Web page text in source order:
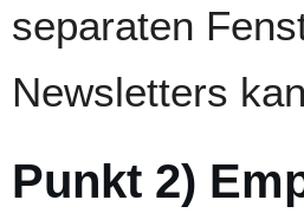
separaten
Newsletters
Punkt 2)